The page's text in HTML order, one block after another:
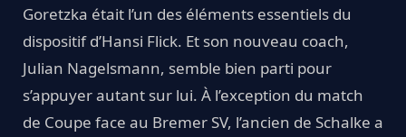
Goretzka était l’un des éléments essentiels du
dispositif d’Hansi Flick. Et son nouveau coach,
Julian Nagelsmann, semble bien parti pour
s’appuyer autant sur lui. À l’exception du match
de Coupe face au Bremer SV, l’ancien de Schalke a